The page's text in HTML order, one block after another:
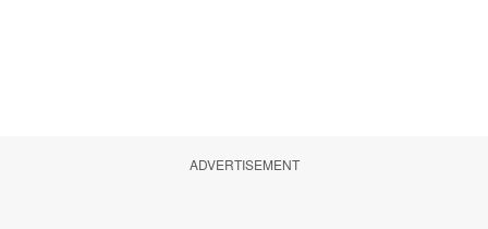
ADVERTISEMENT